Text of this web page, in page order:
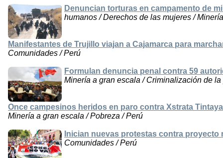
Denuncian torturas en campamento de
humanos / Derechos de las mujeres /
Manifestantes de Trujillo viajan a Cajamarca para
Comunidades / Perú
Formulan denuncia penal contra 59
Minería a gran escala / Criminalización de la
Once campesinos heridos en paro contra Xstrata
Minería a gran escala / Pobreza / Perú
Inician nuevas protestas contra proyecto
Comunidades / Perú